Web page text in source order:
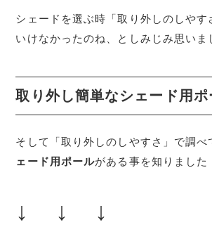
シェードを選ぶ時「取り外しのしやす
いけなかったのね、としみじみ思いま
取り外し簡単なシェード用ポ
そして「取り外しのしやすさ」で調べ
ェード用ポールがある事を知りました
↓ ↓ ↓